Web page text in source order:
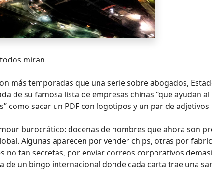
miran
más temporadas que una serie sobre abogados,
de su famosa lista de empresas chinas “que ayudan al
como sacar un PDF con logotipos y un par de
burocrático: docenas de nombres que ahora son
Algunas aparecen por vender chips, otras por
no tan secretas, por enviar correos corporativos
de un bingo internacional donde cada carta trae una